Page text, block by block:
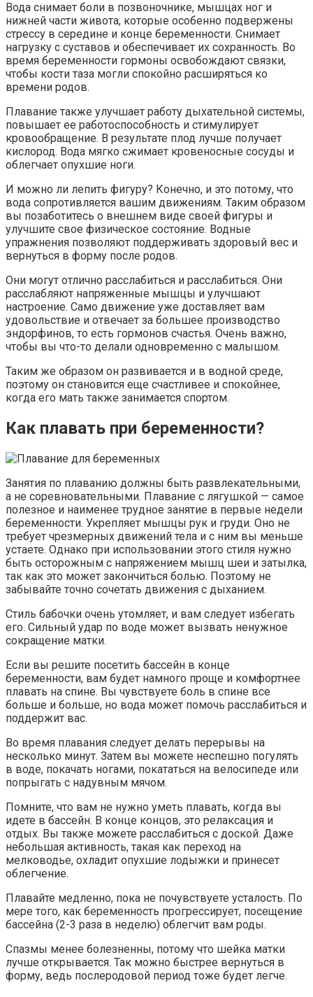
Вода снимает боли в позвоночнике, мышцах ног и
нижней части живота, которые особенно подвержены
стрессу в середине и конце беременности. Снимает
нагрузку с суставов и обеспечивает их сохранность. Во
время беременности гормоны освобождают связки,
чтобы кости таза могли спокойно расширяться ко
времени родов.
Плавание также улучшает работу дыхательной системы,
повышает ее работоспособность и стимулирует
кровообращение. В результате плод лучше получает
кислород. Вода мягко сжимает кровеносные сосуды и
облегчает опухшие ноги.
И можно ли лепить фигуру? Конечно, и это потому, что
вода сопротивляется вашим движениям. Таким образом
вы позаботитесь о внешнем виде своей фигуры и
улучшите свое физическое состояние. Водные
упражнения позволяют поддерживать здоровый вес и
вернуться в форму после родов.
Они могут отлично расслабиться и расслабиться. Они
расслабляют напряженные мышцы и улучшают
настроение. Само движение уже доставляет вам
удовольствие и отвечает за большее производство
эндорфинов, то есть гормонов счастья. Очень важно,
чтобы вы что-то делали одновременно с малышом.
Таким же образом он развивается и в водной среде,
поэтому он становится еще счастливее и спокойнее,
когда его мать также занимается спортом.
Как плавать при беременности?
Занятия по плаванию должны быть развлекательными,
а не соревновательными. Плавание с лягушкой — самое
полезное и наименее трудное занятие в первые недели
беременности. Укрепляет мышцы рук и груди. Оно не
требует чрезмерных движений тела и с ним вы меньше
устаете. Однако при использовании этого стиля нужно
быть осторожным с напряжением мышц шеи и затылка,
так как это может закончиться болью. Поэтому не
забывайте точно сочетать движения с дыханием.
Стиль бабочки очень утомляет, и вам следует избегать
его. Сильный удар по воде может вызвать ненужное
сокращение матки.
Если вы решите посетить бассейн в конце
беременности, вам будет намного проще и комфортнее
плавать на спине. Вы чувствуете боль в спине все
больше и больше, но вода может помочь расслабиться и
поддержит вас.
Во время плавания следует делать перерывы на
несколько минут. Затем вы можете неспешно погулять
в воде, покачать ногами, покататься на велосипеде или
попрыгать с надувным мячом.
Помните, что вам не нужно уметь плавать, когда вы
идете в бассейн. В конце концов, это релаксация и
отдых. Вы также можете расслабиться с доской. Даже
небольшая активность, такая как переход на
мелководье, охладит опухшие лодыжки и принесет
облегчение.
Плавайте медленно, пока не почувствуете усталость. По
мере того, как беременность прогрессирует, посещение
бассейна (2-3 раза в неделю) облегчит вам роды.
Спазмы менее болезненны, потому что шейка матки
лучше открывается. Так можно быстрее вернуться в
форму, ведь послеродовой период тоже будет легче.